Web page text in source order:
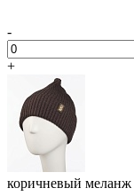
-
+
коричневый меланж